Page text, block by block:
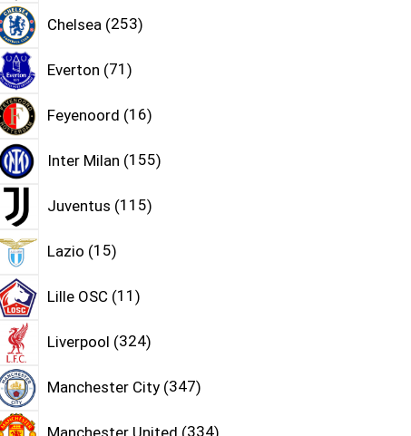
Chelsea 253
Everton 71
Feyenoord 16
Inter Milan 155
Juventus 115
Lazio 15
Lille OSC 11
Liverpool 324
Manchester City 347
Manchester United 334